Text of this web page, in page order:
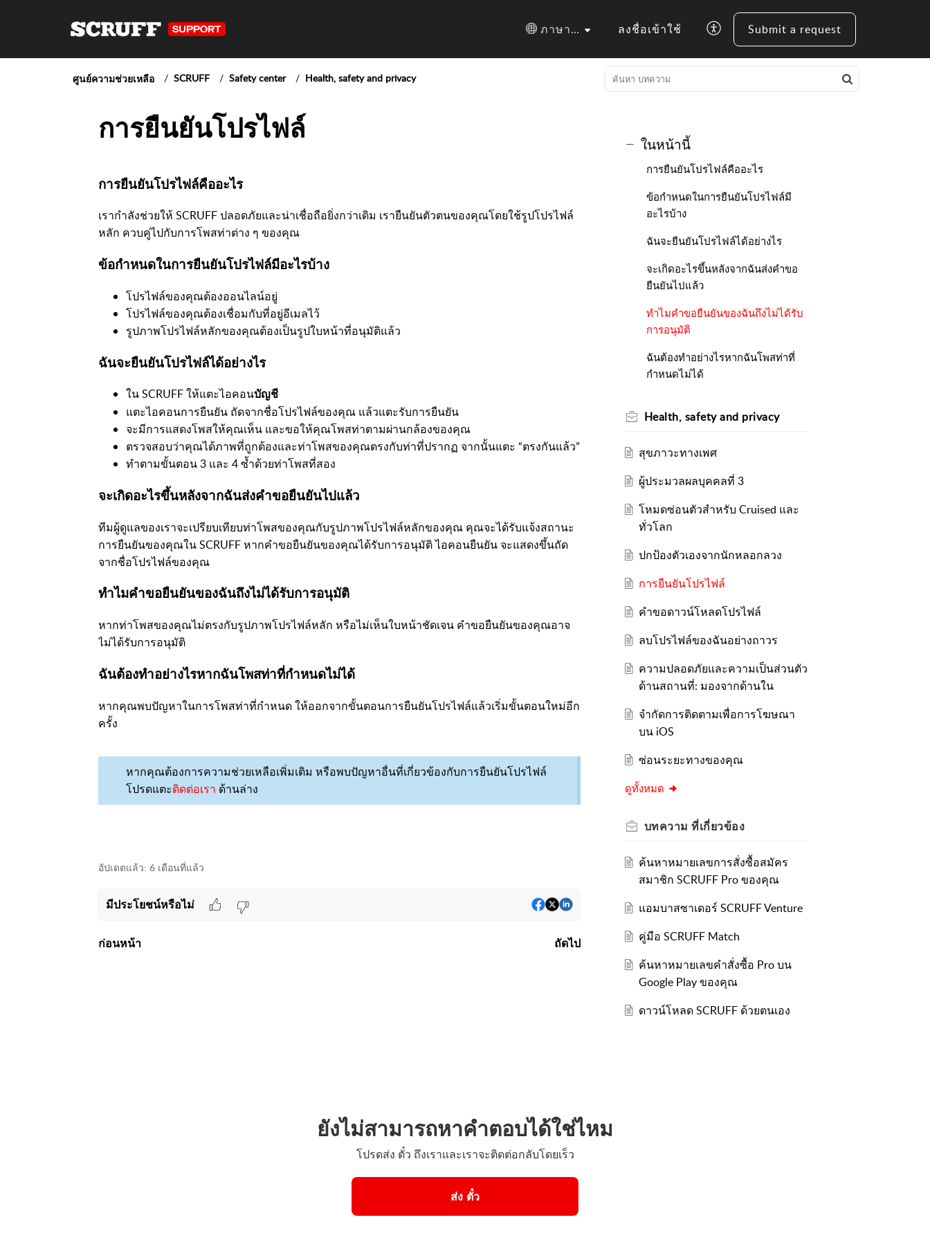
ภาษาไทย ลงชื่อเข้าใช้ Submit a request
ศูนย์ความช่วยเหลือ SCRUFF Safety center Health, safety and privacy
การยืนยันโปรไฟล์
การยืนยันโปรไฟล์คืออะไร
เรากำลังช่วยให้ SCRUFF ปลอดภัยและน่าเชื่อถือยิ่งกว่าเดิม เรายืนยันตัวตนของคุณโดยใช้รูปโปรไฟล์
หลัก ควบคู่ไปกับการโพสท่าต่าง ๆ ของคุณ
ข้อกำหนดในการยืนยันโปรไฟล์มีอะไรบ้าง
โปรไฟล์ของคุณต้องออนไลน์อยู่
โปรไฟล์ของคุณต้องเชื่อมกับที่อยู่อีเมลไว้
รูปภาพโปรไฟล์หลักของคุณต้องเป็นรูปใบหน้าที่อนุมัติแล้ว
ฉันจะยืนยันโปรไฟล์ได้อย่างไร
ใน SCRUFF ให้แตะไอคอนบัญชี
แตะไอคอนการยืนยัน ถัดจากชื่อโปรไฟล์ของคุณ แล้วแตะรับการยืนยัน
จะมีการแสดงโพสให้คุณเห็น และขอให้คุณโพสท่าตามผ่านกล้องของคุณ
ตรวจสอบว่าคุณได้ภาพที่ถูกต้องและท่าโพสของคุณตรงกับท่าที่ปรากฏ จากนั้นแตะ “ตรงกันแล้ว”
ทำตามขั้นตอน 3 และ 4 ซ้ำด้วยท่าโพสที่สอง
จะเกิดอะไรขึ้นหลังจากฉันส่งคำขอยืนยันไปแล้ว
ทีมผู้ดูแลของเราจะเปรียบเทียบท่าโพสของคุณกับรูปภาพโปรไฟล์หลักของคุณ คุณจะได้รับแจ้งสถานะ
การยืนยันของคุณใน SCRUFF หากคำขอยืนยันของคุณได้รับการอนุมัติ ไอคอนยืนยัน จะแสดงขึ้นถัด
จากชื่อโปรไฟล์ของคุณ
ทำไมคำขอยืนยันของฉันถึงไม่ได้รับการอนุมัติ
หากท่าโพสของคุณไม่ตรงกับรูปภาพโปรไฟล์หลัก หรือไม่เห็นใบหน้าชัดเจน คำขอยืนยันของคุณอาจ
ไม่ได้รับการอนุมัติ
ฉันต้องทำอย่างไรหากฉันโพสท่าที่กำหนดไม่ได้
หากคุณพบปัญหาในการโพสท่าที่กำหนด ให้ออกจากขั้นตอนการยืนยันโปรไฟล์แล้วเริ่มขั้นตอนใหม่อีก
ครั้ง
หากคุณต้องการความช่วยเหลือเพิ่มเติม หรือพบปัญหาอื่นที่เกี่ยวข้องกับการยืนยันโปรไฟล์
โปรดแตะติดต่อเรา ด้านล่าง
อัปเดตแล้ว: 6 เดือนที่แล้ว
มีประโยชน์หรือไม่
ก่อนหน้า ถัดไป
ในหน้านี้
การยืนยันโปรไฟล์คืออะไร
ข้อกำหนดในการยืนยันโปรไฟล์มี
อะไรบ้าง
ฉันจะยืนยันโปรไฟล์ได้อย่างไร
จะเกิดอะไรขึ้นหลังจากฉันส่งคำขอ
ยืนยันไปแล้ว
ทำไมคำขอยืนยันของฉันถึงไม่ได้รับ
การอนุมัติ
ฉันต้องทำอย่างไรหากฉันโพสท่าที่
กำหนดไม่ได้
Health, safety and privacy
สุขภาวะทางเพศ
ผู้ประมวลผลบุคคลที่ 3
โหมดซ่อนตัวสำหรับ Cruised และ
ทั่วโลก
ปกป้องตัวเองจากนักหลอกลวง
การยืนยันโปรไฟล์
คำขอดาวน์โหลดโปรไฟล์
ลบโปรไฟล์ของฉันอย่างถาวร
ความปลอดภัยและความเป็นส่วนตัว
ด้านสถานที่: มองจากด้านใน
จำกัดการติดตามเพื่อการโฆษณา
บน iOS
ซ่อนระยะทางของคุณ
ดูทั้งหมด
บทความ ที่เกี่ยวข้อง
ค้นหาหมายเลขการสั่งซื้อสมัคร
สมาชิก SCRUFF Pro ของคุณ
แอมบาสซาเดอร์ SCRUFF Venture
คู่มือ SCRUFF Match
ค้นหาหมายเลขคำสั่งซื้อ Pro บน
Google Play ของคุณ
ดาวน์โหลด SCRUFF ด้วยตนเอง
ยังไม่สามารถหาคำตอบได้ใช่ไหม
โปรดส่ง ตั๋ว ถึงเราและเราจะติดต่อกลับโดยเร็ว
ส่ง ตั๋ว